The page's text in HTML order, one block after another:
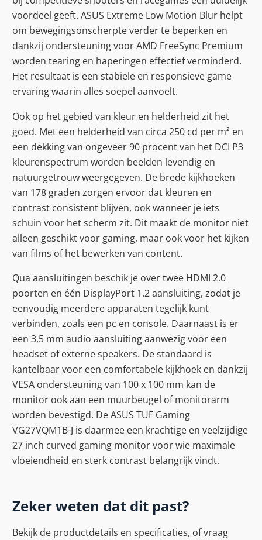
voordeel geeft. ASUS Extreme Low Motion Blur helpt
om bewegingsonscherpte verder te beperken en
dankzij ondersteuning voor AMD FreeSync Premium
worden tearing en haperingen effectief verminderd.
Het resultaat is een stabiele en responsieve game
ervaring waarin alles soepel aanvoelt.
Ook op het gebied van kleur en helderheid zit het
goed. Met een helderheid van circa 250 cd per m² en
een dekking van ongeveer 90 procent van het DCI P3
kleurenspectrum worden beelden levendig en
natuurgetrouw weergegeven. De brede kijkhoeken
van 178 graden zorgen ervoor dat kleuren en
contrast consistent blijven, ook wanneer je iets
schuin voor het scherm zit. Dit maakt de monitor niet
alleen geschikt voor gaming, maar ook voor het kijken
van films of het bewerken van content.
Qua aansluitingen beschik je over twee HDMI 2.0
poorten en één DisplayPort 1.2 aansluiting, zodat je
eenvoudig meerdere apparaten tegelijk kunt
verbinden, zoals een pc en console. Daarnaast is er
een 3,5 mm audio aansluiting aanwezig voor een
headset of externe speakers. De standaard is
kantelbaar voor een comfortabele kijkhoek en dankzij
VESA ondersteuning van 100 x 100 mm kan de
monitor ook aan een muurbeugel of monitorarm
worden bevestigd. De ASUS TUF Gaming
VG27VQM1B-J is daarmee een krachtige en veelzijdige
27 inch curved gaming monitor voor wie maximale
vloeiendheid en sterk contrast belangrijk vindt.
Zeker weten dat dit past?
Bekijk de productdetails en specificaties, of vraag